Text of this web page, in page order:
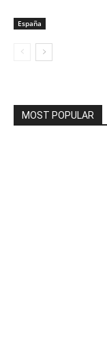
España
MOST POPULAR